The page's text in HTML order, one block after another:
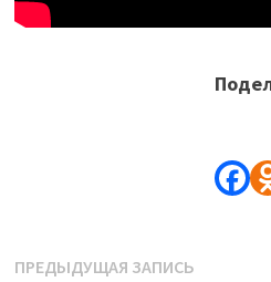
Навигация
ПРЕДЫДУЩАЯ ЗАПИСЬ